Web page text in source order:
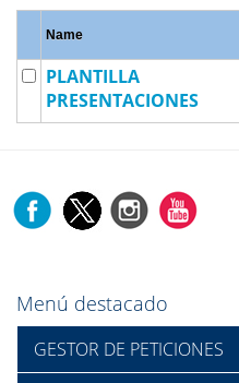
Name
PLANTILLA
PRESENTACIONES
Menú destacado
GESTOR DE PETICIONES